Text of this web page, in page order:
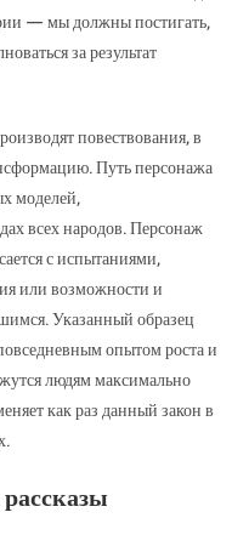
— мы должны постигать,
за результат
повествования, в
Путь персонажа
моделей,
всех народов. Персонаж
с испытаниями,
или возможности и
Указанный образец
опытом роста и
людям максимально
как раз данный закон в